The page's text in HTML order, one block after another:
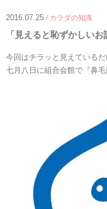
2016.07.25 / カラダの知識
「見えると恥ずかしい
今回はチラッと見えている
七月八日に組合会館で『鼻毛